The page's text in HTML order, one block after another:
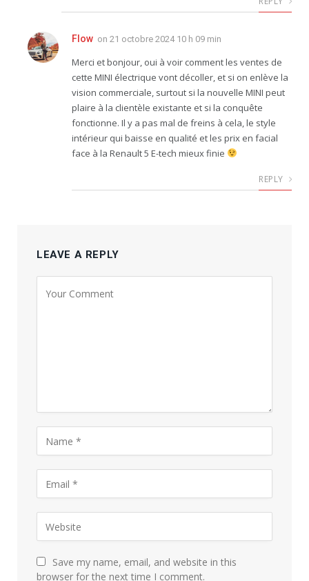
Flow on 21 octobre 2024 10 h 09 min
Merci et bonjour, oui à voir comment les ventes de
cette MINI électrique vont décoller, et si on enlève la
vision commerciale, surtout si la nouvelle MINI peut
plaire à la clientèle existante et si la conquête
fonctionne. Il y a pas mal de freins à cela, le style
intérieur qui baisse en qualité et les prix en facial
face à la Renault 5 E-tech mieux finie
REPLY
LEAVE A REPLY
Save my name, email, and website in this
browser for the next time I comment.